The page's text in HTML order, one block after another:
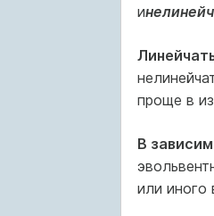
и
проще в
В
или иного